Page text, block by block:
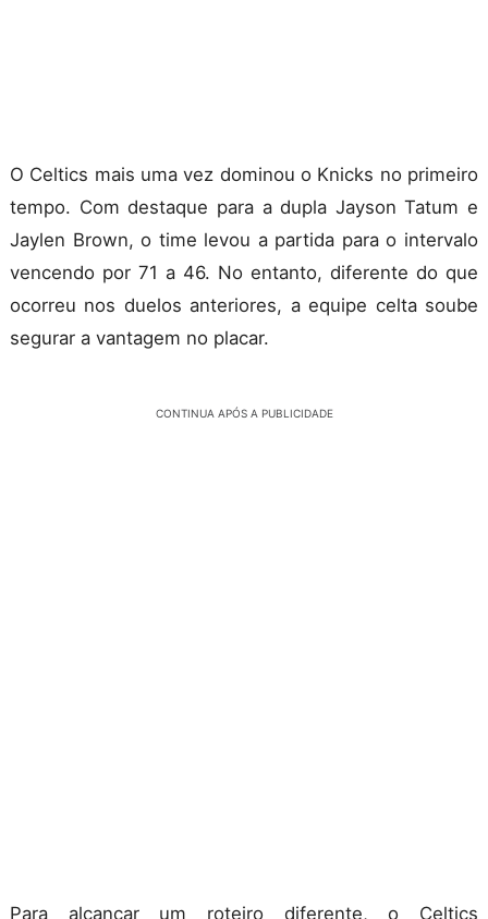
O Celtics mais uma vez dominou o Knicks no primeiro
tempo. Com destaque para a dupla Jayson Tatum e
Jaylen Brown, o time levou a partida para o intervalo
vencendo por 71 a 46. No entanto, diferente do que
ocorreu nos duelos anteriores, a equipe celta soube
segurar a vantagem no placar.
CONTINUA APÓS A PUBLICIDADE
Para alcançar um roteiro diferente, o Celtics